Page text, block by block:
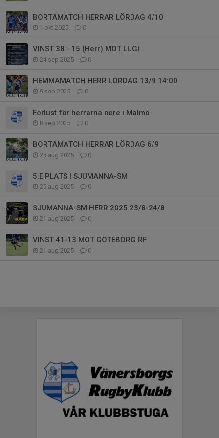
BORTAMATCH HERRAR LÖRDAG 4/10
1 okt 2025 0
VINST 38 - 15 (Herr) MOT LUGI
24 sep 2025 0
HEMMAMATCH HERR LÖRDAG 13/9 14:00
9 sep 2025 0
Förlust för herrarna nere i Malmö
8 sep 2025 0
BORTAMATCH HERRAR LÖRDAG 6/9
25 aug 2025 0
5:E PLATS I SJUMANNA-SM
25 aug 2025 0
SJUMANNA-SM HERR 2025 23/8-24/8
21 aug 2025 0
VINST 41-13 MOT GÖTEBORG RF
21 aug 2025 0